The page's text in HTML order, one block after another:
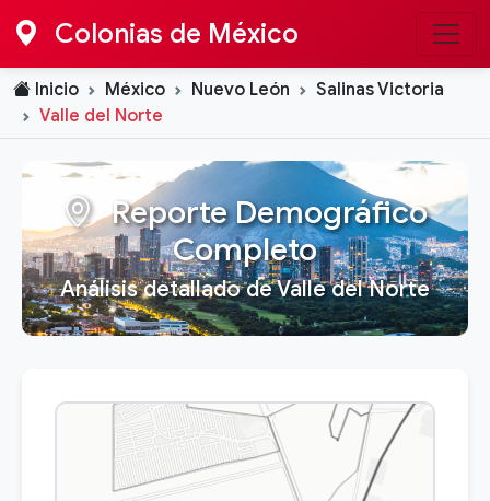
Colonias de México
Inicio México Nuevo León
Salinas Victoria
Valle del Norte
Reporte Demográfico
Completo
Análisis detallado de Valle del Norte